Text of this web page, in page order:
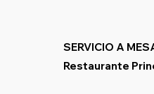
SERVICIO A
Restaurante